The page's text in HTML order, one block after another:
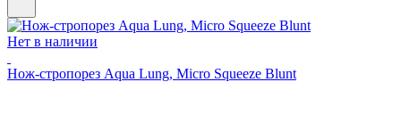
Нет в наличии
Нож-стропорез Aqua Lung, Micro Squeeze Blunt